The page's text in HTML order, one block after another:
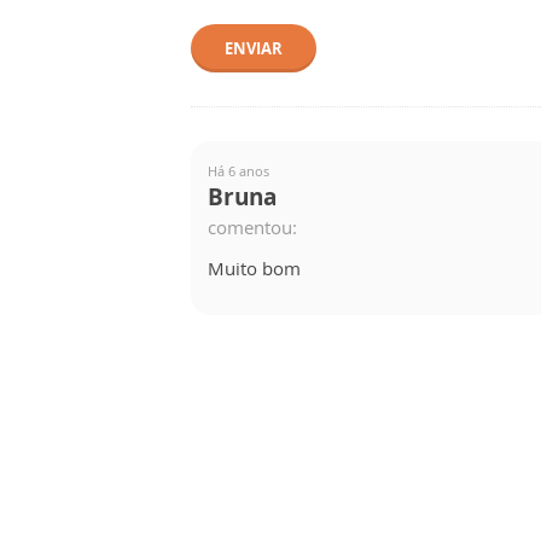
ENVIAR
Há 6 anos
Bruna
comentou:
Muito bom